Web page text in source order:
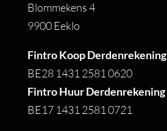
Blommekens 4
9900 Eeklo
Fintro Koop Derdenrekening
BE28 1431 2581 0620
Fintro Huur Derdenrekening
BE17 1431 2581 0721